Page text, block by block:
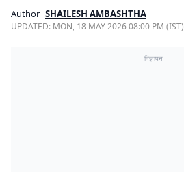
Author SHAILESH AMBASHTHA
UPDATED: MON, 18 MAY 2026 08:00 PM (IST)
विज्ञापन